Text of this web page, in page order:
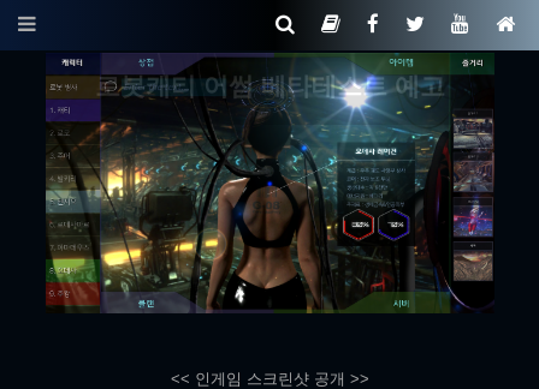
로봇캐티 어썸 베타테스트 예고
<< 인게임 스크린샷 공개 >>